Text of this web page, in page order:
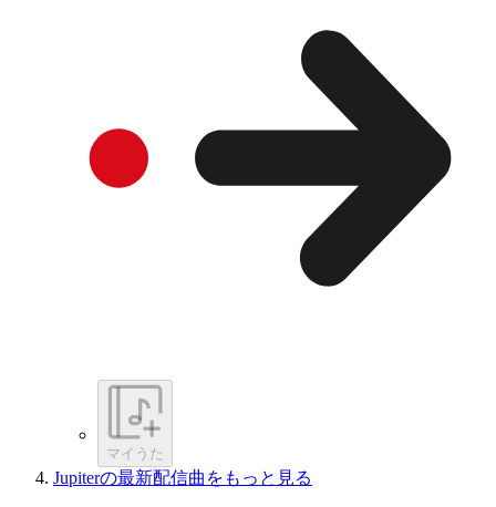
マイうた
Jupiterの最新配信曲をもっと見る